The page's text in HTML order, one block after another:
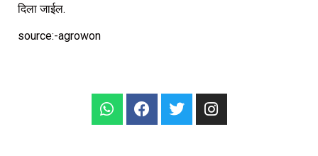
दिला जाईल.
source:-agrowon